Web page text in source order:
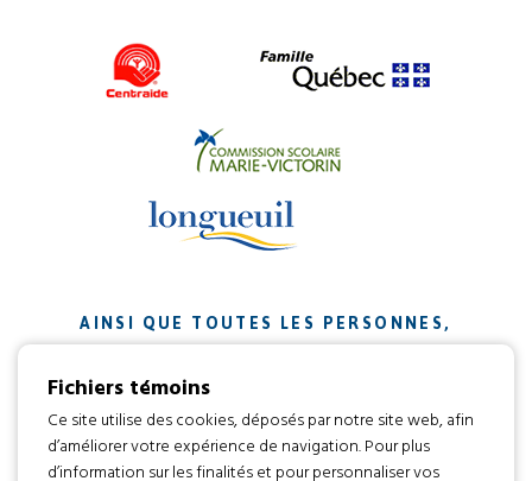
AINSI QUE TOUTES LES PERSONNES,
CONTRIBUÉ À NOTRE MISSION.
Développement web par
Fichiers témoins
Ce site utilise des cookies, déposés par notre site web, afin
d’améliorer votre expérience de navigation. Pour plus
d’information sur les finalités et pour personnaliser vos